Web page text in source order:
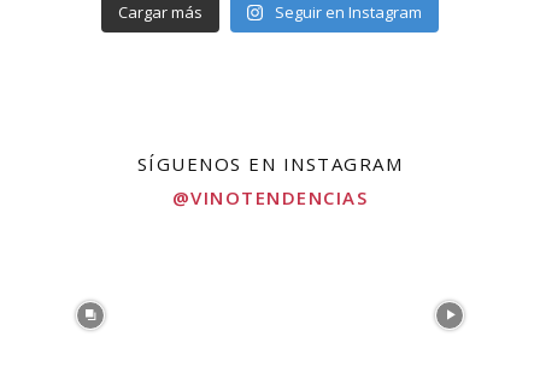
Cargar más Seguir en Instagram
SÍGUENOS EN INSTAGRAM
@VINOTENDENCIAS